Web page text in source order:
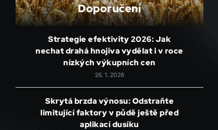
Doporučení
Strategie efektivity 2026: Jak
nechat drahá hnojiva vydělat i v roce
nízkých výkupních cen
26. 1. 2026
Skrytá brzda výnosu: Odstraňte
limitující faktory v půdě ještě před
aplikací dusíku